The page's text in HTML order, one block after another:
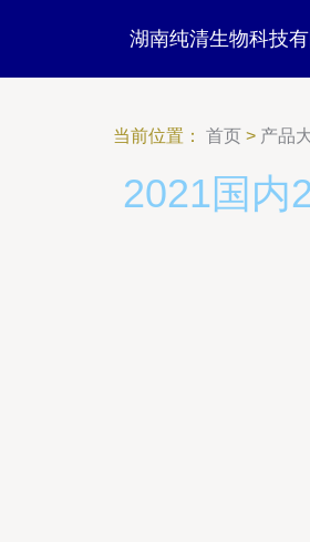
湖南纯清生物科技有
当前位置： 首页 > 产品
2021国内